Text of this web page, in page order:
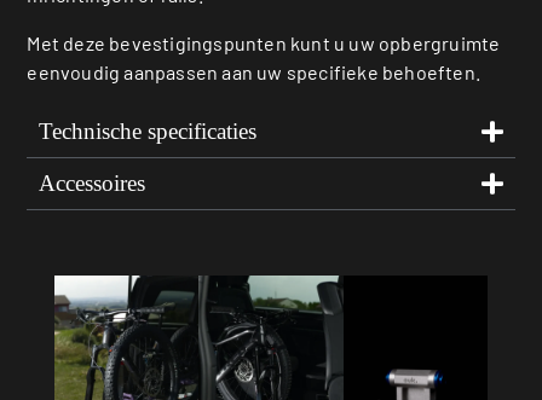
Met deze bevestigingspunten kunt u uw opbergruimte
eenvoudig aanpassen aan uw specifieke behoeften.
Technische specificaties
Accessoires